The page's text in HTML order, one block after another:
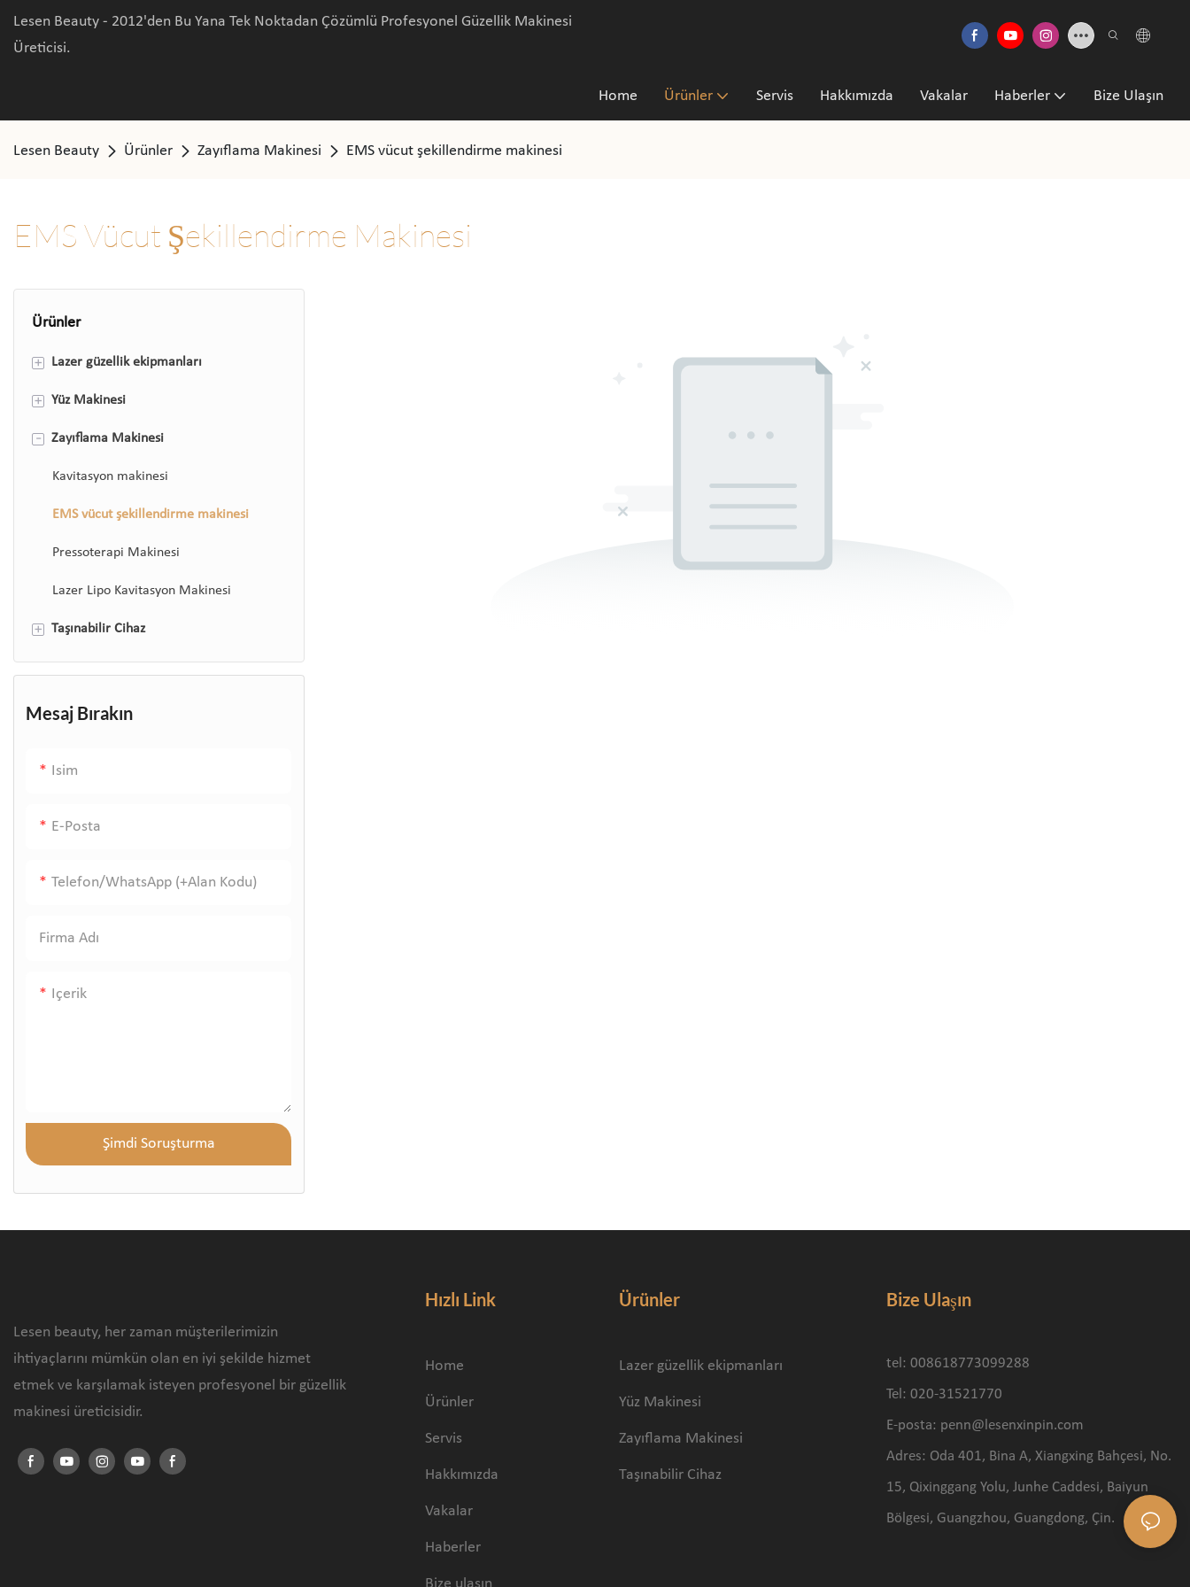
Lesen Beauty - 2012'den Bu Yana Tek Noktadan Çözümlü Profesyonel Güzellik Makinesi
Üreticisi.
Home Ürünler Servis Hakkımızda Vakalar Haberler Bize Ulaşın
Lesen Beauty Ürünler Zayıflama Makinesi EMS vücut şekillendirme makinesi
EMS Vücut Şekillendirme Makinesi
Ürünler
+ Lazer güzellik ekipmanları
808 Diod Lazer Epilasyon Makinesi
ND Yag Lazer Makinesi
Co2 Fraksiyonel Lazer Makinesi
Q Switch Lazer Makinesi
+ Yüz Makinesi
Hydrafacial Makinesi
Foton Terapi Makinesi
Mikrodermabrazyon Makinesi
Cilt Analiz Makinesi
- Zayıflama Makinesi
Kavitasyon makinesi
EMS vücut şekillendirme makinesi
Pressoterapi Makinesi
Lazer Lipo Kavitasyon Makinesi
+ Taşınabilir Cihaz
ledli yüz maskeleri
cilt temizleyici
Köstebek sökücü plazma kalemi
Mesaj Bırakın
Isim
E-Posta
Telefon/WhatsApp (+alan Kodu)
Firma Adı
Içerik
Şimdi Soruşturma
Lesen beauty, her zaman müşterilerimizin
ihtiyaçlarını mümkün olan en iyi şekilde hizmet
etmek ve karşılamak isteyen profesyonel bir güzellik
makinesi üreticisidir.
Hızlı Link
Home
Ürünler
Servis
Hakkımızda
Vakalar
Haberler
Ürünler
Lazer güzellik ekipmanları
Yüz Makinesi
Zayıflama Makinesi
Taşınabilir Cihaz
Bize Ulaşın
tel: 008618773099288
Tel: 020-31521770
E-posta: penn@lesenxinpin.com
Adres: Oda 401, Bina A, Xiangxing Bahçesi, No.
15, Qixinggang Yolu, Junhe Caddesi, Baiyun
Bölgesi, Guangzhou, Guangdong, Çin.